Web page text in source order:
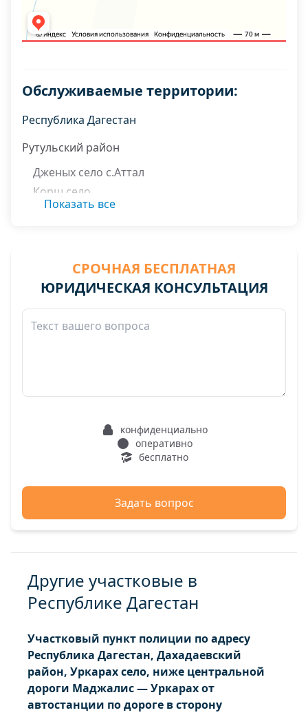
Обслуживаемые территории:
Республика Дагестан
Рутульский район
Дженых село с.Аттал
Корш село
Кусур село
Мухах село
Сюгут село
Хиях село
Цахур село
Показать все
СРОЧНАЯ БЕСПЛАТНАЯ
ЮРИДИЧЕСКАЯ КОНСУЛЬТАЦИЯ
конфиденциально
оперативно
бесплатно
Задать вопрос
Другие участковые в
Республике Дагестан
Участковый пункт полиции по адресу
Республика Дагестан, Дахадаевский
район, Уркарах село, ниже центральной
дороги Маджалис — Уркарах от
автостанции по дороге в сторону